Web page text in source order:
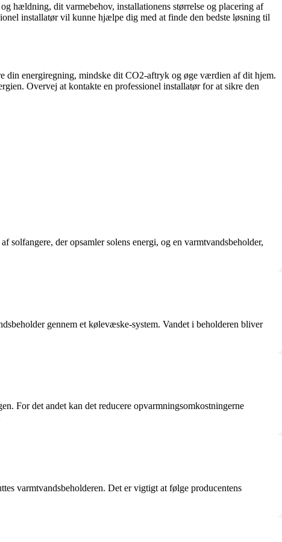
hældning, dit varmebehov, installationens størrelse og placering af
installatør vil kunne hjælpe dig med at finde den bedste løsning til
din energiregning, mindske dit CO2-aftryk og øge værdien af dit hjem.
Overvej at kontakte en professionel installatør for at sikre den
der opsamler solens energi, og en varmtvandsbeholder,
gennem et kølevæske-system. Vandet i beholderen bliver
For det andet kan det reducere opvarmningsomkostningerne
varmtvandsbeholderen. Det er vigtigt at følge producentens